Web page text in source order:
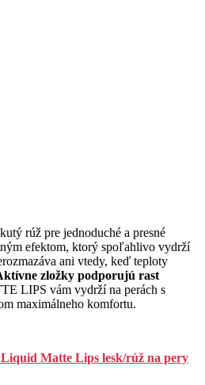
rúž pre jednoduché a presné
efektom, ktorý spoľahlivo vydrží
ani vtedy, keď teploty
zložky podporujú rast
LIPS vám vydrží na perách s
maximálneho komfortu.
Matte Lips lesk/rúž na pery